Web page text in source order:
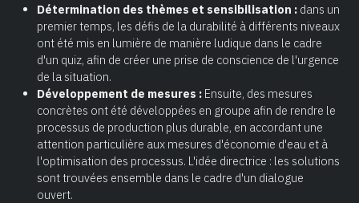
Détermination des thèmes et sensibilisation : dans un
premier temps, les défis de la durabilité à différents niveaux
ont été mis en lumière de manière ludique dans le cadre
d'un quiz, afin de créer une prise de conscience de l'urgence
de la situation.
Développement de mesures : Ensuite, des mesures
concrètes ont été développées en groupe afin de rendre le
processus de production plus durable, en accordant une
attention particulière aux mesures d'économie d'eau et à
l'optimisation des processus. L'idée directrice : les solutions
sont trouvées ensemble dans le cadre d'un dialogue
ouvert.